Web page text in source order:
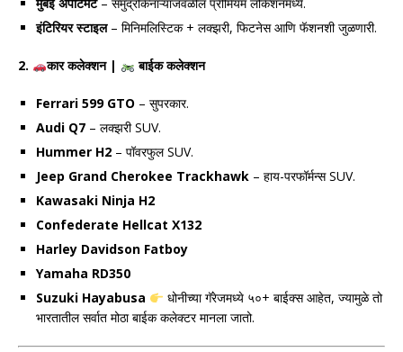
इंटिरियर स्टाइल– मिनिमलिस्टिक + लक्झरी, फिटनेस आणि फॅशनशी जुळणारी.
2. कार कलेक्शन | बाईक कलेक्शन
Ferrari 599 GTO – सुपरकार.
Audi Q7 – लक्झरी SUV.
Hummer H2 – पॉवरफुल SUV.
Jeep Grand Cherokee Trackhawk – हाय-परफॉर्मन्स SUV.
Kawasaki Ninja H2
Confederate Hellcat X132
Harley Davidson Fatboy
Yamaha RD350
Suzuki Hayabusa
धोनीच्या गॅरेजमध्ये ५०+ बाईक्स आहेत, ज्यामुळे तो
भारतातील सर्वात मोठा बाईक कलेक्टर मानला जातो.